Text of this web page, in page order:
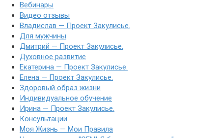
Вебинары
Видео отзывы
Владислав — Проект Закулисье.
Для мужчины
Дмитрий — Проект Закулисье.
Духовное развитие
Екатерина — Проект Закулисье.
Елена — Проект Закулисье.
Здоровый образ жизни
Индивидуальное обучение
Ирина — Проект Закулисье.
Консультации
Моя Жизнь — Мои Правила